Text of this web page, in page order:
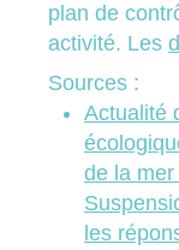
plan de
activité. Les
Sources :
Actualité
de la
les